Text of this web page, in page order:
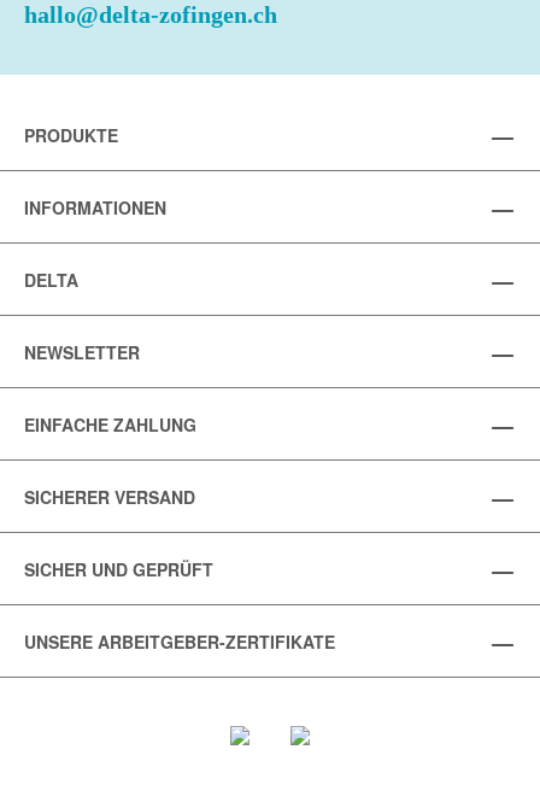
hallo@delta-zofingen.ch
PRODUKTE
INFORMATIONEN
DELTA
NEWSLETTER
EINFACHE ZAHLUNG
SICHERER VERSAND
SICHER UND GEPRÜFT
UNSERE ARBEITGEBER-ZERTIFIKATE